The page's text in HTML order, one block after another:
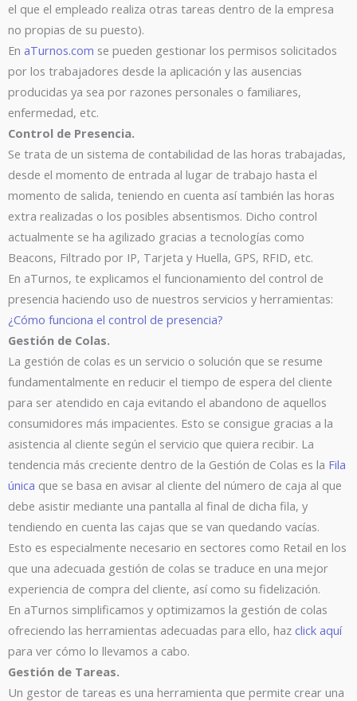
el que el empleado realiza otras tareas dentro de la empresa
no propias de su puesto).
En aTurnos.com se pueden gestionar los permisos solicitados
por los trabajadores desde la aplicación y las ausencias
producidas ya sea por razones personales o familiares,
enfermedad, etc.
Control de Presencia.
Se trata de un sistema de contabilidad de las horas trabajadas,
desde el momento de entrada al lugar de trabajo hasta el
momento de salida, teniendo en cuenta así también las horas
extra realizadas o los posibles absentismos. Dicho control
actualmente se ha agilizado gracias a tecnologías como
Beacons, Filtrado por IP, Tarjeta y Huella, GPS, RFID, etc.
En aTurnos, te explicamos el funcionamiento del control de
presencia haciendo uso de nuestros servicios y herramientas:
¿Cómo funciona el control de presencia?
Gestión de Colas.
La gestión de colas es un servicio o solución que se resume
fundamentalmente en reducir el tiempo de espera del cliente
para ser atendido en caja evitando el abandono de aquellos
consumidores más impacientes. Esto se consigue gracias a la
asistencia al cliente según el servicio que quiera recibir. La
tendencia más creciente dentro de la Gestión de Colas es la Fila
única que se basa en avisar al cliente del número de caja al que
debe asistir mediante una pantalla al final de dicha fila, y
tendiendo en cuenta las cajas que se van quedando vacías.
Esto es especialmente necesario en sectores como Retail en los
que una adecuada gestión de colas se traduce en una mejor
experiencia de compra del cliente, así como su fidelización.
En aTurnos simplificamos y optimizamos la gestión de colas
ofreciendo las herramientas adecuadas para ello, haz click aquí
para ver cómo lo llevamos a cabo.
Gestión de Tareas.
Un gestor de tareas es una herramienta que permite crear una